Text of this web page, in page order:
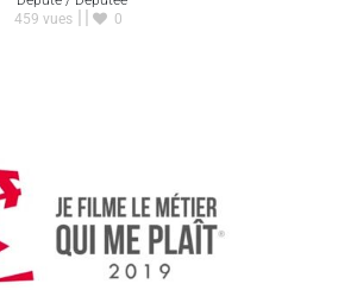
459 vues
0